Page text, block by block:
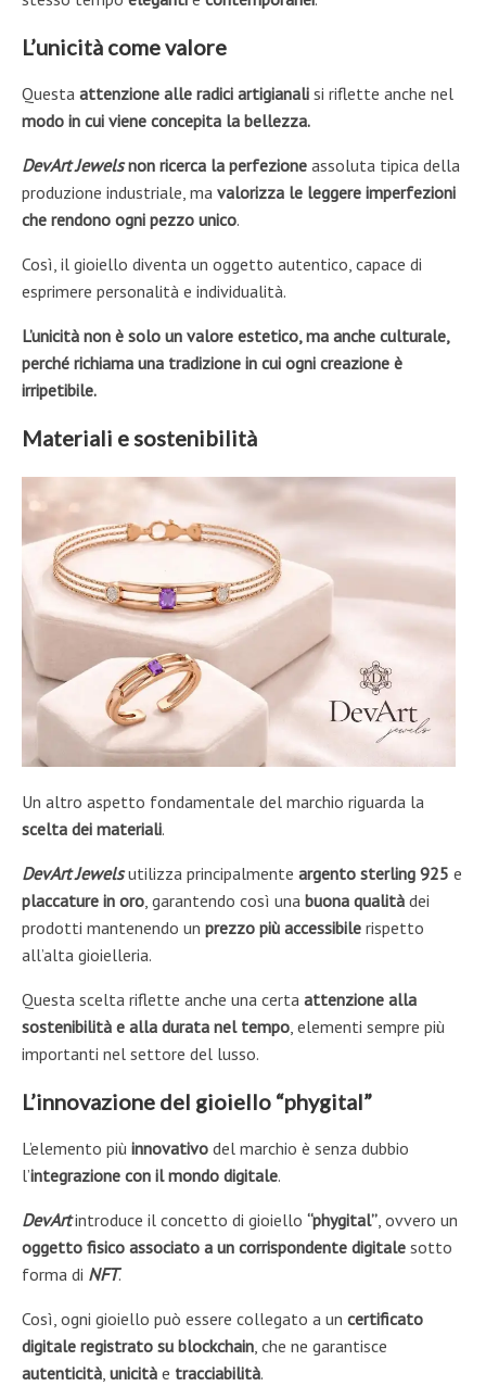
L’unicità come valore
Questa attenzione alle radici artigianali si riflette anche nel
modo in cui viene concepita la bellezza.
DevArt Jewels non ricerca la perfezione assoluta tipica della
produzione industriale, ma valorizza le leggere imperfezioni
che rendono ogni pezzo unico.
Così, il gioiello diventa un oggetto autentico, capace di
esprimere personalità e individualità.
L’unicità non è solo un valore estetico, ma anche culturale,
perché richiama una tradizione in cui ogni creazione è
irripetibile.
Materiali e sostenibilità
Un altro aspetto fondamentale del marchio riguarda la
scelta dei materiali.
DevArt Jewelsutilizza principalmente argento sterling 925 e
placcature in oro , garantendo così una buona qualità dei
prodotti mantenendo un prezzo più accessibile rispetto
all’alta gioielleria.
Questa scelta riflette anche una certa attenzione alla
sostenibilità e alla durata nel tempo , elementi sempre più
importanti nel settore del lusso.
L’innovazione del gioiello “phygital”
L’elemento più innovativo del marchio è senza dubbio
l’integrazione con il mondo digitale.
DevArtintroduce il concetto di gioiello “phygital” , ovvero un
oggetto fisico associato a un corrispondente digitale sotto
forma di NFT.
Così, ogni gioiello può essere collegato a un certificato
digitale registrato su blockchain , che ne garantisce
autenticità unicità e tracciabilità.